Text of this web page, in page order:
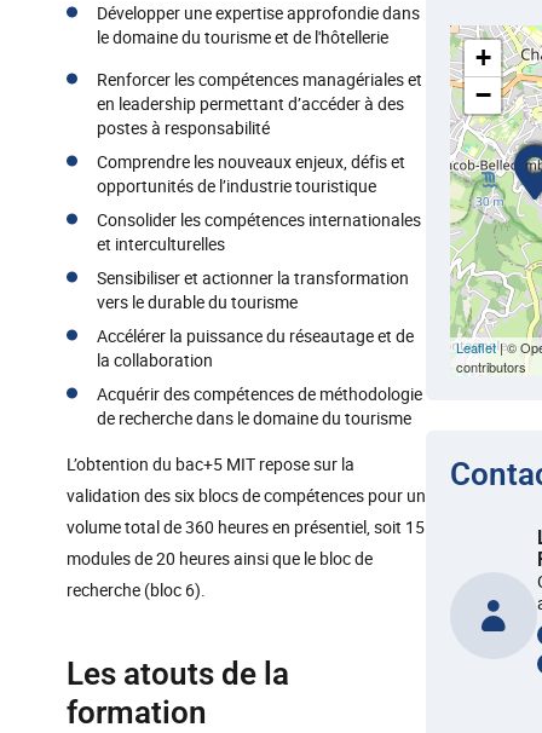
Développer une expertise approfondie dans
le domaine du tourisme et de l'hôtellerie
Renforcer les compétences managériales et
en leadership permettant d’accéder à des
postes à responsabilité
Comprendre les nouveaux enjeux, défis et
opportunités de l’industrie touristique
Consolider les compétences internationales
et interculturelles
Sensibiliser et actionner la transformation
vers le durable du tourisme
Accélérer la puissance du réseautage et de
la collaboration
Acquérir des compétences de méthodologie
de recherche dans le domaine du tourisme
L’obtention du bac+5 MIT repose sur la
validation des six blocs de compétences pour un
volume total de 360 heures en présentiel, soit 15
modules de 20 heures ainsi que le bloc de
recherche (bloc 6).
Les atouts de la
formation
+
−
Leaflet| ©
contributors